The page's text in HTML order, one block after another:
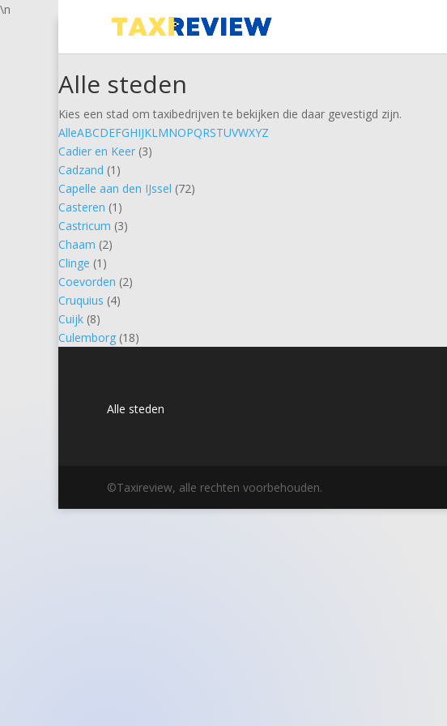
\n
Alle steden
Kies een stad om taxibedrijven te bekijken die daar gevestigd zijn.
AlleABCDEFGHIJKLMNOPQRSTUVWXYZ
Cadier en Keer (3)
Cadzand (1)
Capelle aan den IJssel (72)
Casteren (1)
Castricum (3)
Chaam (2)
Clinge (1)
Coevorden (2)
Cruquius (4)
Cuijk (8)
Culemborg (18)
Alle steden
©Taxireview, alle rechten voorbehouden.